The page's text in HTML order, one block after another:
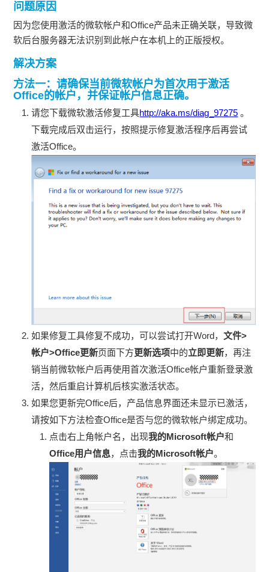
问题原因
因为您使用激活的微软帐户和Office产品未正确关联，导致微
软后台服务器无法识别到此帐户在本机上的正版授权。
解决方案
方法一：请确保当前微软帐户为首次用于激活
Office的帐户，并保证帐户信息正确。
请您下载微软激活修复工具http://aka.ms/diag_97275 。
下载完成后双击运行，按照提示修复激活程序后再尝试
激活Office。
如果修复工具修复不成功，可以尝试打开Word，文件>
帐户>Office更新页面下方更新选项中的立即更新，再注
销当前微软帐户后再使用首次激活Office帐户重新登录激
活，然后重启计算机后核实激活状态。
如果您更新完Office后，产品信息界面还未显示已激活，
请按如下方法检查Office是否与您的微软帐户绑定成功。
点击右上角帐户名，出现我的Microsoft帐户和
Office用户信息，点击我的Microsoft帐户。